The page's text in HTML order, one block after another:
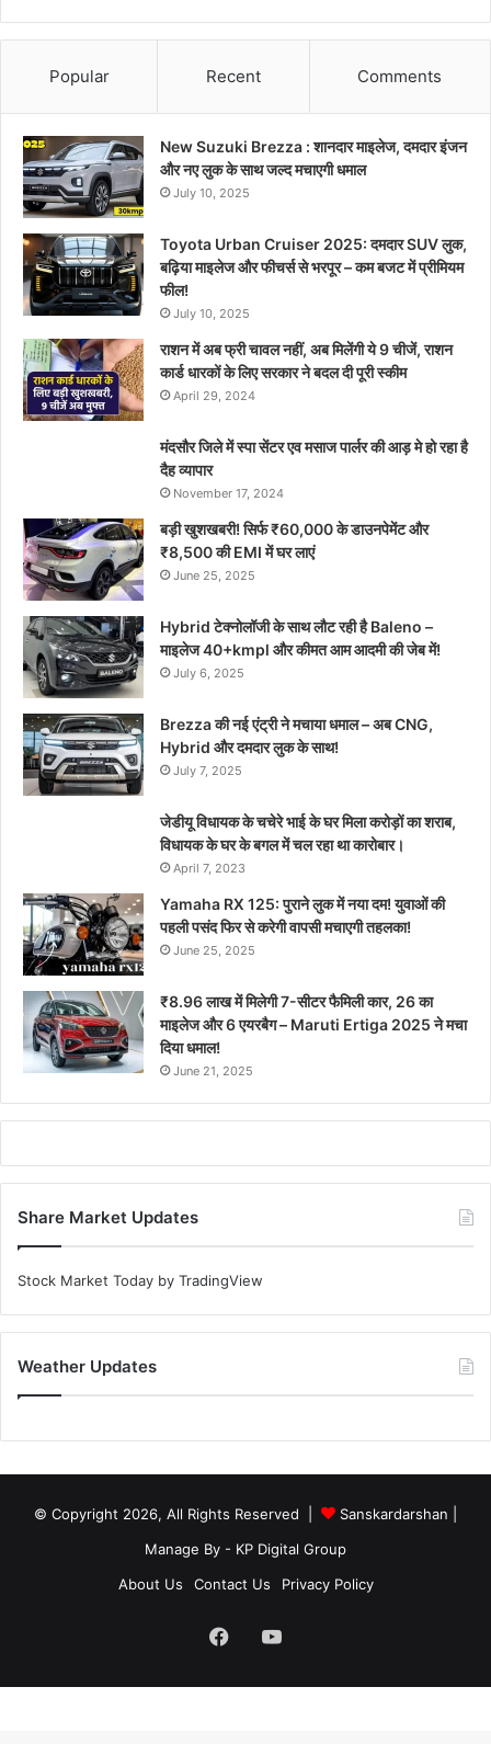
Popular Recent Comments
New Suzuki Brezza : शानदार माइलेज, दमदार इंजन
और नए लुक के साथ जल्द मचाएगी धमाल
July 10, 2025
Toyota Urban Cruiser 2025: दमदार SUV लुक,
बढ़िया माइलेज और फीचर्स से भरपूर – कम बजट में प्रीमियम
फील!
July 10, 2025
राशन में अब फ्री चावल नहीं, अब मिलेंगी ये 9 चीजें, राशन
कार्ड धारकों के लिए सरकार ने बदल दी पूरी स्कीम
April 29, 2024
मंदसौर जिले में स्पा सेंटर एव मसाज पार्लर की आड़ मे हो रहा है
दैह व्यापार
November 17, 2024
बड़ी खुशखबरी! सिर्फ ₹60,000 के डाउनपेमेंट और
₹8,500 की EMI में घर लाएं
June 25, 2025
Hybrid टेक्नोलॉजी के साथ लौट रही है Baleno –
माइलेज 40+kmpl और कीमत आम आदमी की जेब में!
July 6, 2025
Brezza की नई एंट्री ने मचाया धमाल – अब CNG,
Hybrid और दमदार लुक के साथ!
July 7, 2025
जेडीयू विधायक के चचेरे भाई के घर मिला करोड़ों का शराब,
विधायक के घर के बगल में चल रहा था कारोबार।
April 7, 2023
Yamaha RX 125: पुराने लुक में नया दम! युवाओं की
पहली पसंद फिर से करेगी वापसी मचाएगी तहलका!
June 25, 2025
₹8.96 लाख में मिलेगी 7-सीटर फैमिली कार, 26 का
माइलेज और 6 एयरबैग – Maruti Ertiga 2025 ने मचा
दिया धमाल!
June 21, 2025
Share Market Updates
Stock Market Today by TradingView
Weather Updates
© Copyright 2026, All Rights Reserved | Sanskardarshan
Manage By - KP Digital Group
About Us
Contact Us Privacy Policy
FacebookYouTube